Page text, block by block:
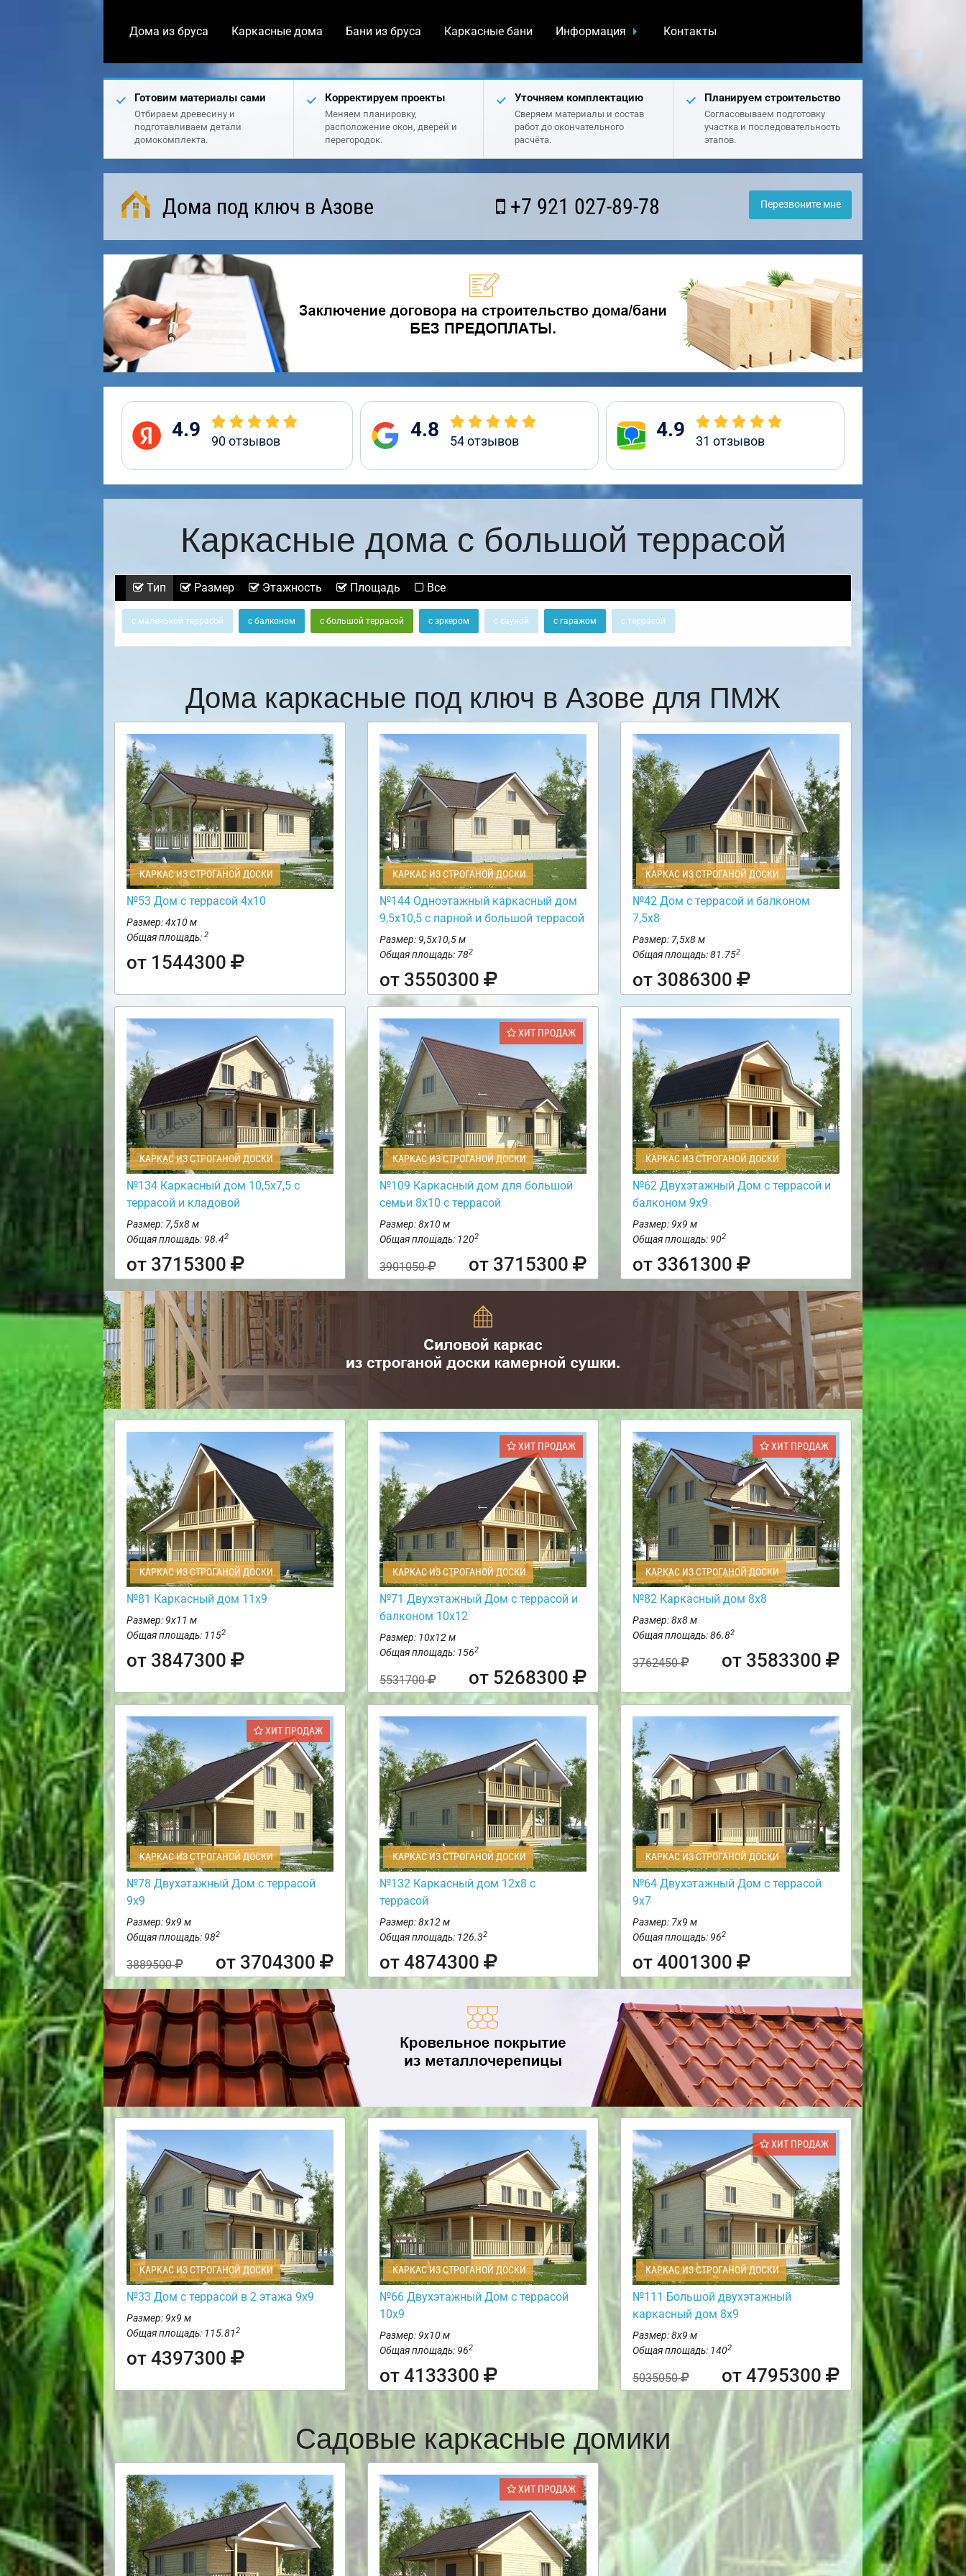
Дома из бруса Каркасные дома Бани из бруса Каркасные бани Информация Контакты
Готовим материалы сами
Отбираем древесину и
подготавливаем детали
домокомплекта.
Корректируем проекты
Меняем планировку,
расположение окон, дверей и
перегородок.
Уточняем комплектацию
Сверяем материалы и состав
работ до окончательного
расчёта.
Планируем строительство
Согласовываем подготовку
участка и последовательность
этапов.
Дома под ключ в Азове +7 921 027-89-78 Перезвоните мне
4.9 90отзывов 4.8 54отзывов 4.9 31 отзывов
Каркасные дома с большой террасой
Тип Размер Этажность Площадь Все
с маленькой террасой с балконом с большой террасой с эркером с сауной с гаражом с террасой
Дома каркасные под ключ в Азове для ПМЖ
КАРКАС ИЗ СТРОГАНОЙ ДОСКИ
№53 Дом с террасой 4х10
Размер: 4х10 м
Общая площадь: 2
от 1544300
КАРКАС ИЗ СТРОГАНОЙ ДОСКИ
№144 Одноэтажный каркасный дом
9,5х10,5 с парной и большой террасой
Размер: 9,5х10,5 м
Общая площадь: 782
от 3550300
КАРКАС ИЗ СТРОГАНОЙ ДОСКИ
№42 Дом с террасой и балконом
7,5х8
Размер: 7,5х8 м
Общая площадь: 81.752
от 3086300
КАРКАС ИЗ СТРОГАНОЙ ДОСКИ
№134 Каркасный дом 10,5х7,5 с
террасой и кладовой
Размер: 7,5х8 м
Общая площадь: 98.42
от 3715300
ХИТ ПРОДАЖ
КАРКАС ИЗ СТРОГАНОЙ ДОСКИ
№109 Каркасный дом для большой
семьи 8х10 с террасой
Размер: 8х10 м
Общая площадь: 1202
3901050 от 3715300
КАРКАС ИЗ СТРОГАНОЙ ДОСКИ
№62 Двухэтажный Дом с террасой и
балконом 9х9
Размер: 9х9 м
Общая площадь: 902
от 3361300
КАРКАС ИЗ СТРОГАНОЙ ДОСКИ
№81 Каркасный дом 11х9
Размер: 9х11 м
Общая площадь: 1152
от 3847300
ХИТ ПРОДАЖ
КАРКАС ИЗ СТРОГАНОЙ ДОСКИ
№71 Двухэтажный Дом с террасой и
балконом 10х12
Размер: 10х12 м
Общая площадь: 1562
5531700 от 5268300
ХИТ ПРОДАЖ
КАРКАС ИЗ СТРОГАНОЙ ДОСКИ
№82 Каркасный дом 8х8
Размер: 8х8 м
Общая площадь: 86.82
3762450 от 3583300
ХИТ ПРОДАЖ
КАРКАС ИЗ СТРОГАНОЙ ДОСКИ
№78 Двухэтажный Дом с террасой
9х9
Размер: 9х9 м
Общая площадь: 982
3889500 от 3704300
КАРКАС ИЗ СТРОГАНОЙ ДОСКИ
№132 Каркасный дом 12х8 с
террасой
Размер: 8х12 м
Общая площадь: 126.32
от 4874300
КАРКАС ИЗ СТРОГАНОЙ ДОСКИ
№64 Двухэтажный Дом с террасой
9х7
Размер: 7х9 м
Общая площадь: 962
от 4001300
КАРКАС ИЗ СТРОГАНОЙ ДОСКИ
№33 Дом с террасой в 2 этажа 9х9
Размер: 9х9 м
Общая площадь: 115.812
от 4397300
КАРКАС ИЗ СТРОГАНОЙ ДОСКИ
№66 Двухэтажный Дом с террасой
10х9
Размер: 9х10 м
Общая площадь: 962
от 4133300
ХИТ ПРОДАЖ
КАРКАС ИЗ СТРОГАНОЙ ДОСКИ
№111 Большой двухэтажный
каркасный дом 8х9
Размер: 8х9 м
Общая площадь: 1402
5035050 от 4795300
Садовые каркасные домики
ХИТ ПРОДАЖ